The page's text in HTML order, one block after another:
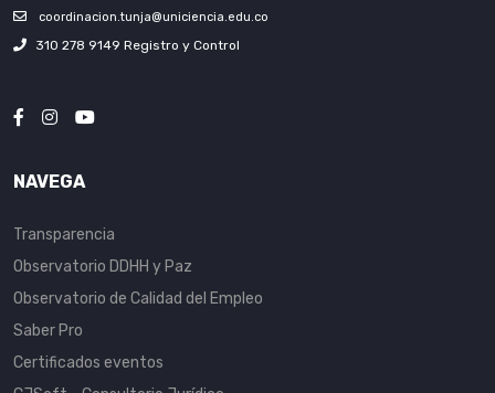
coordinacion.tunja@uniciencia.edu.co
310 278 9149 Registro y Control
NAVEGA
Transparencia
Observatorio DDHH y Paz
Observatorio de Calidad del Empleo
Saber Pro
Certificados eventos